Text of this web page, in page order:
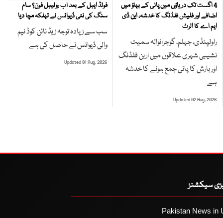
4 اگست تک دریاؤں میں پانی کے بہاؤ میں
اضافے اور فلیش فلڈنگ کا خدشہ، این ڈی
ایم اے کا الرٹ
راولپنڈی، جہلم، گوجرانوالہ سمیت
نشیبی شہری علاقوں میں اربن فلڈنگ
اور بارش کا پانی جمع ہونے کا خدشہ
ہے
Updated 02 Aug, 2026
فولڈ ایبل کے بعد اب رولیبل فون؟ سام
سنگ کی نئی ڈیوائس نے تہلکہ مچا دیا
سب سے زیادہ توجہ زیڈ نائن کوڈ نیم
والی ڈیوائس نے حاصل کی ہے
Updated 01 Aug, 2026
سیکشنز
Pakistan News in